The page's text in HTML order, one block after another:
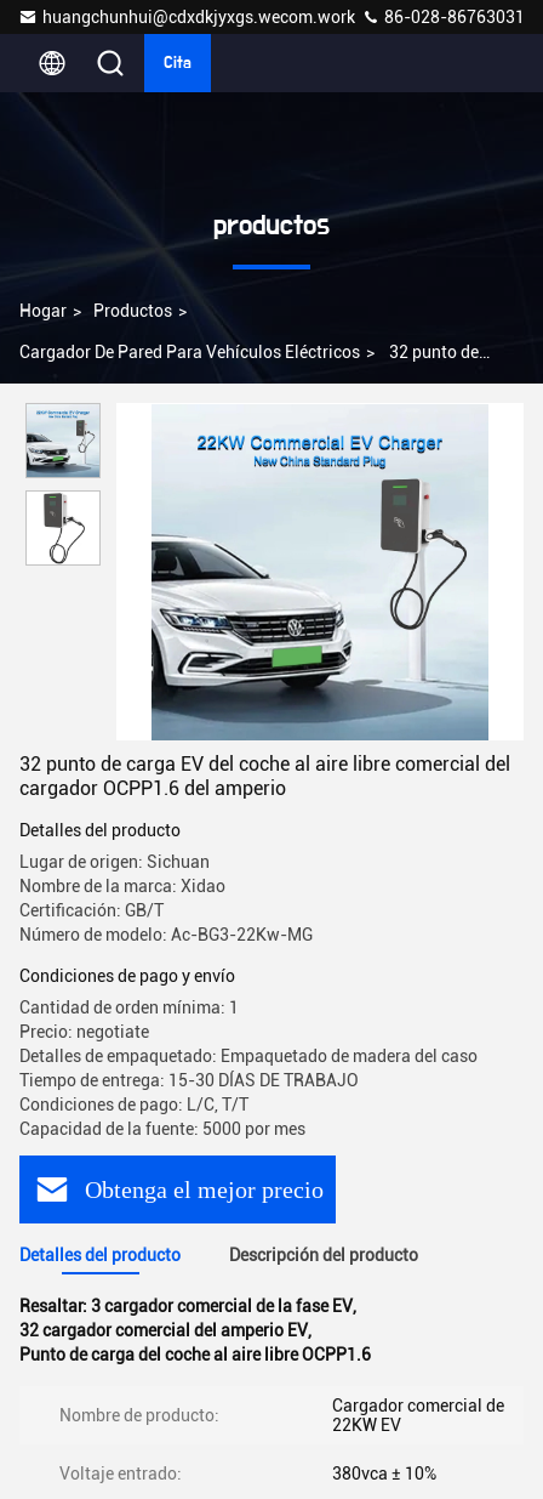
huangchunhui@cdxdkjyxgs.wecom.work 86-028-86763031
Cita
productos
Hogar > Productos >
Cargador De Pared Para Vehículos Eléctricos > 32 punto de
del amperio
32 punto de carga EV del coche al aire libre comercial del
cargador OCPP1.6 del amperio
Detalles del producto
Lugar de origen: Sichuan
Nombre de la marca: Xidao
Certificación: GB/T
Número de modelo: Ac-BG3-22Kw-MG
Condiciones de pago y envío
Cantidad de orden mínima: 1
Precio: negotiate
Detalles de empaquetado: Empaquetado de madera del caso
Tiempo de entrega: 15-30 DÍAS DE TRABAJO
Condiciones de pago: L/C, T/T
Capacidad de la fuente: 5000 por mes
Obtenga el mejor precio
Detalles del producto Descripción del producto
Resaltar: 3 cargador comercial de la fase EV,
32 cargador comercial del amperio EV,
Punto de carga del coche al aire libre OCPP1.6
Nombre de producto:
Cargador comercial de
22KW EV
Voltaje entrado: 380vca ± 10%